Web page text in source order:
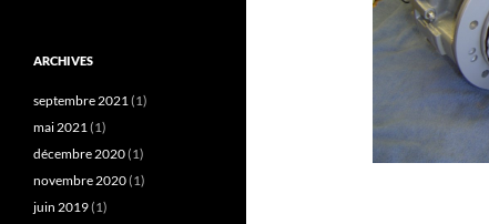
ARCHIVES
septembre 2021(1)
mai 2021(1)
décembre 2020(1)
novembre 2020(1)
juin 2019(1)